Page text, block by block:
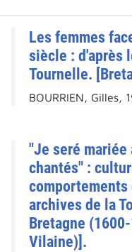
Les femmes
siècle : d'après
Tournelle.
BOURRIEN, Gilles,
"Je seré
chantés" :
comportements
archives de la
Bretagne
Vilaine)].